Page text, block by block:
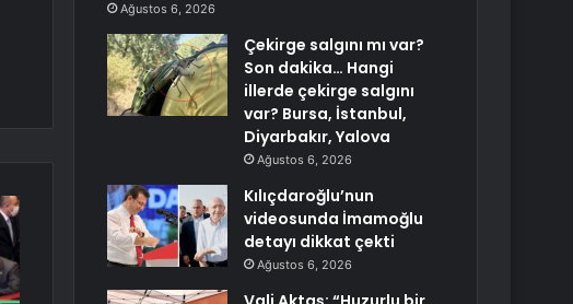
Ağustos 6, 2026
Çekirge salgını mı var?
Son dakika… Hangi
illerde çekirge salgını
var? Bursa, İstanbul,
Diyarbakır, Yalova
Ağustos 6, 2026
Kılıçdaroğlu’nun
videosunda İmamoğlu
detayı dikkat çekti
Ağustos 6, 2026